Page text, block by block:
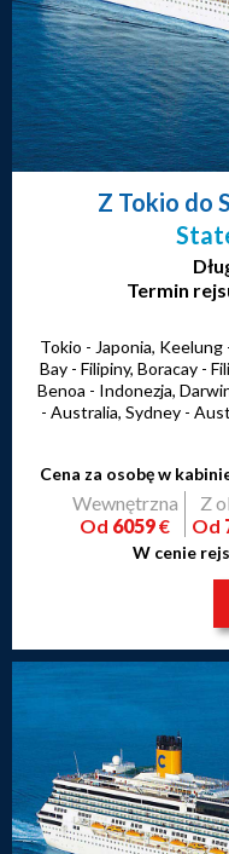
Z Tokio do
Termin
Tokio - Japonia,
Bay - Filipiny, Boracay -
Benoa - Indonezja,
- Australia, Sydney -
Cena za osobę w
Wewnętrzna
Od 6059€
Z
Od
W cenie